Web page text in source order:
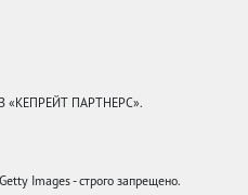
«КЕПРЕЙТ ПАРТНЕРС».
Images - строго запрещено.